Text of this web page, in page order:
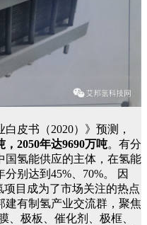
皮书（2020）》预测，
，2050年达9690万吨。有分
国氢能供应的主体，在氢能
别达到45%、70%。 因
项目成为了市场关注的热点
建有制氢产业交流群，聚焦
、极板、催化剂、极框、